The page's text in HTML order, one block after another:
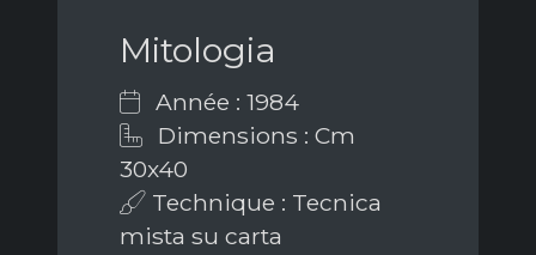
Mitologia
Année : 1984
Dimensions : Cm
30x40
Technique : Tecnica
mista su carta